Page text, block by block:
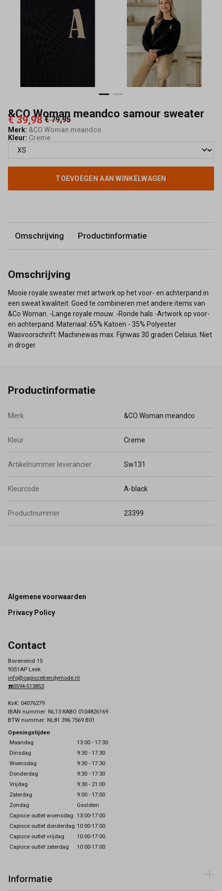
&CO Woman meandco samour sweater
€ 39,98 € 79,95
Merk: &CO Woman meandco
Kleur: Creme
TOEVOEGEN AAN WINKELWAGEN
Omschrijving Productinformatie
Omschrijving
Mooie royale sweater met artwork op het voor- en achterpand in
een sweat kwaliteit. Goed te combineren met andere items van
&Co Woman. -Lange royale mouw. -Ronde hals -Artwork op voor-
en achterpand. Materiaal: 65% Katoen - 35% Polyester
Wasvoorschrift: Machinewas max. Fijnwas 30 graden Celsius. Niet
in droger
Productinformatie
Merk &CO Woman meandco
Kleur Creme
Artikelnummer leverancier Sw131
Kleurcode A-black
Productnummer 23399
Footer
Algemene voorwaarden
Privacy Policy
Contact
Boveneind 15
9351AP Leek
info@capiscetrendymode.nl
☎️0594-513853
KvK: 04076279
IBAN nummer: NL13 RABO 0104826169
BTW nummer: NL81 396 7569 B01
Openingstijden
Maandag
13:00 - 17:30
Dinsdag
9:30 - 17:30
Woensdag
9:30 - 17:30
Donderdag
9:30 - 17:30
Vrijdag
9:30 - 21:00
Zaterdag
9:00 - 17:00
Zondag
Gesloten
Capisce outlet woensdag 13:00-17:00
Capisce outlet donderdag 10:00-17:00
Capisce outlet vrijdag
10:00-17:00
Capisce outlet zaterdag
10:00-17:00
Informatie